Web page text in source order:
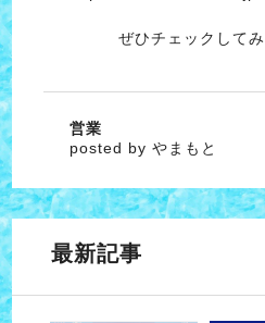
ぜひチェックして
営業
posted by やまもと
最新記事